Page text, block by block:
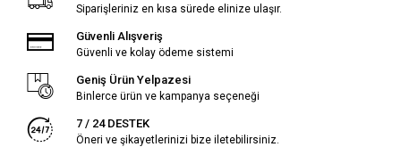
Siparişleriniz en kısa sürede elinize ulaşır.
Güvenli Alışveriş
Güvenli ve kolay ödeme sistemi
Geniş Ürün Yelpazesi
Binlerce ürün ve kampanya seçeneği
7 / 24 DESTEK
Öneri ve şikayetlerinizi bize iletebilirsiniz.